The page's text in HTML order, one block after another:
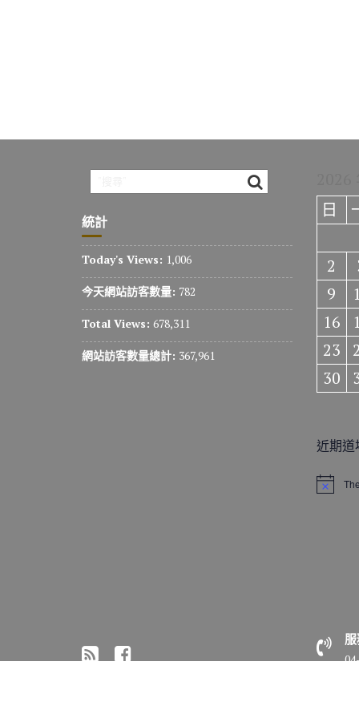
統計
Today's Views: 1,006
今天網站訪客數量: 782
Total Views: 678,311
網站訪客數量總計: 367,961
日
2
9
16
23
30
近期道
N